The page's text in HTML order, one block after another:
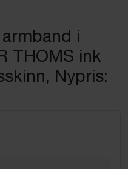
i
THOMS ink
Nypris: